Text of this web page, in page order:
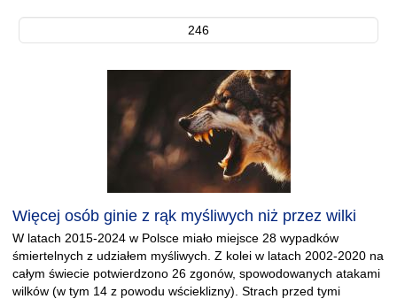
246
Więcej osób ginie z rąk myśliwych niż przez wilki
W latach 2015-2024 w Polsce miało miejsce 28 wypadków
śmiertelnych z udziałem myśliwych. Z kolei w latach 2002-2020 na
całym świecie potwierdzono 26 zgonów, spowodowanych atakami
wilków (w tym 14 z powodu wścieklizny). Strach przed tymi